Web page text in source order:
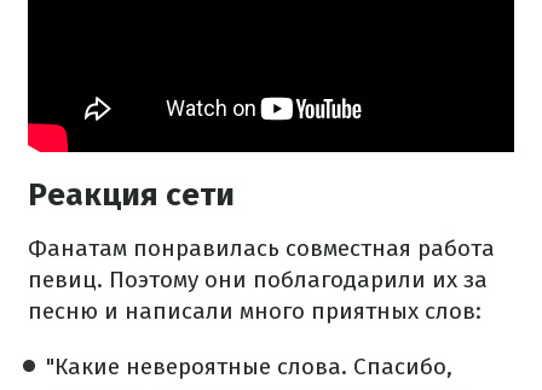
Реакция сети
Фанатам понравилась совместная работа
певиц. Поэтому они поблагодарили их за
песню и написали много приятных слов:
"Какие невероятные слова. Спасибо,